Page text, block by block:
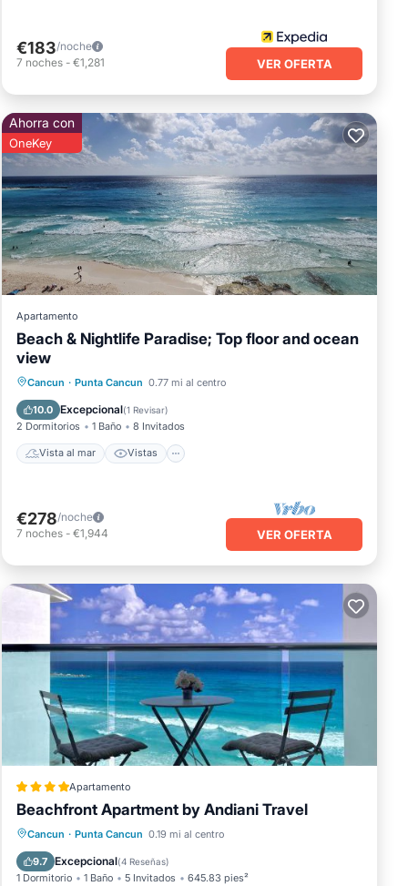
€183/noche
7 noches - €1,281 VER OFERTA
Ahorra con
OneKey
Apartamento
Beach & Nightlife Paradise; Top floor and ocean
view
Cancun · Punta Cancun 0.77 mi al centro
10.0 Excepcional(1 Revisar)
2 Dormitorios 1 Baño 8 Invitados
Vista al mar Vistas
Vista al mar
Vistas
Aire acondicionado
€278/noche
7 noches - €1,944 VER OFERTA
Apartamento
Beachfront Apartment by Andiani Travel
Cancun · Punta Cancun 0.19 mi al centro
9.7 Excepcional(4 Reseñas)
1 Dormitorio 1 Baño 5 Invitados 645.83 pies²
Playa privada
Frente al mar
Aparcamiento